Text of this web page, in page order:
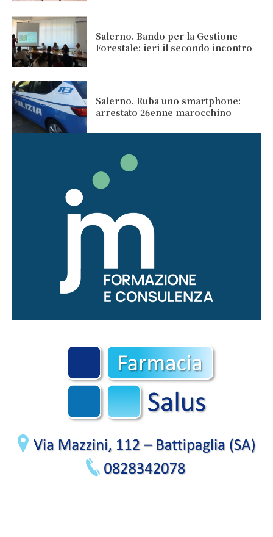
Salerno. Bando per la Gestione
Forestale: ieri il secondo incontro
Salerno. Ruba uno smartphone:
arrestato 26enne marocchino